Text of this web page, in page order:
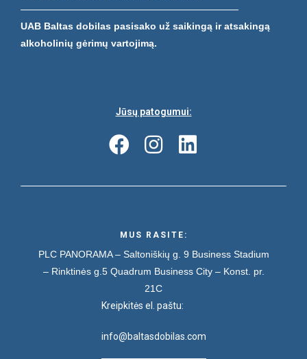
UAB Baltas dobilas pasisako už saikingą ir atsakingą
alkoholinių gėrimų vartojimą.
Jūsų patogumui:
MUS RASITE:
PLC PANORAMA – Saltoniškių g. 9 Business Stadium
– Rinktinės g.5 Quadrum Business City – Konst. pr.
21C
Kreipkitės el. paštu:
info@baltasdobilas.com